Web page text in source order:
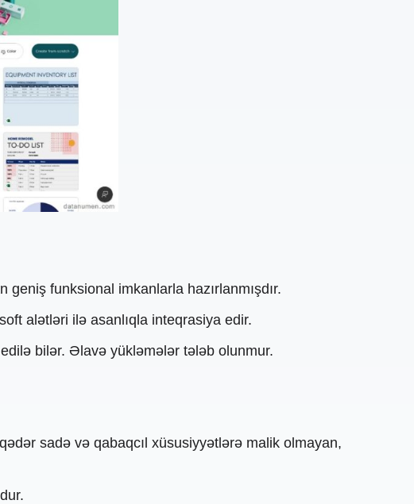
funksional imkanlarla hazırlanmışdır.
alətləri ilə asanlıqla inteqrasiya edir.
bilər. Əlavə yükləmələr tələb olunmur.
sadə və qabaqcıl xüsusiyyətlərə malik olmayan,